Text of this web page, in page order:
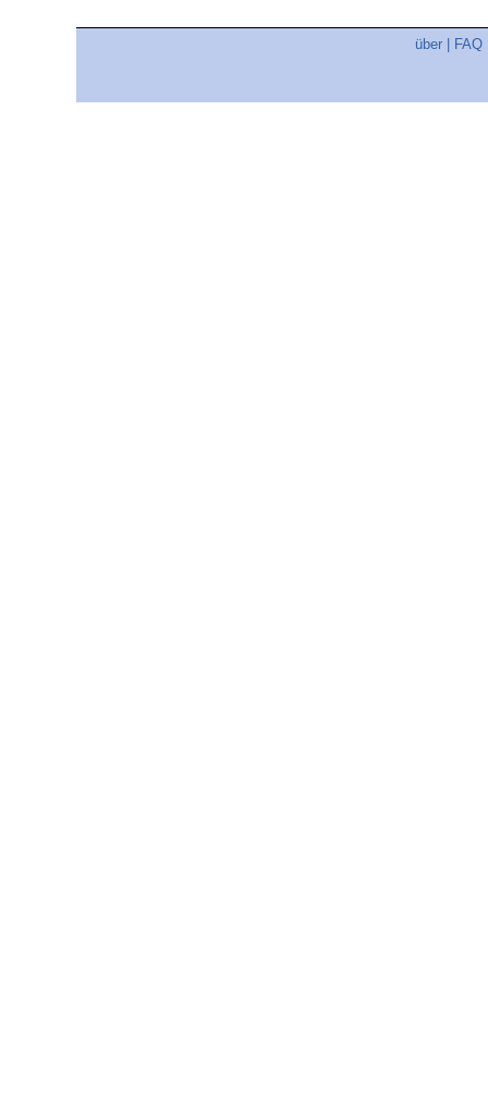
über FAQ